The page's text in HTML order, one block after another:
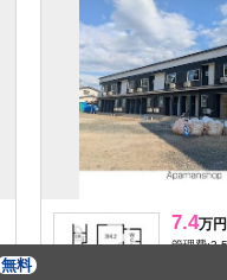
7.4万円
管理費
無料